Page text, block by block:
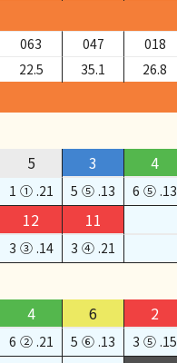
018
047
063
26.8
35.1
22.5
4
3
5
.13
⑤
6
.13
⑤
5
.21
①
1
11
12
.21
④
3
.14
③
3
2
6
4
.15
⑤
3
.13
⑥
5
.21
②
6